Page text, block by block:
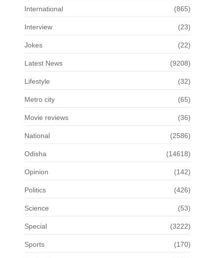
International (865)
Interview (23)
Jokes (22)
Latest News (9208)
Lifestyle (32)
Metro city (65)
Movie reviews (36)
National (2586)
Odisha (14618)
Opinion (142)
Politics (426)
Science (53)
Special (3222)
Sports (170)